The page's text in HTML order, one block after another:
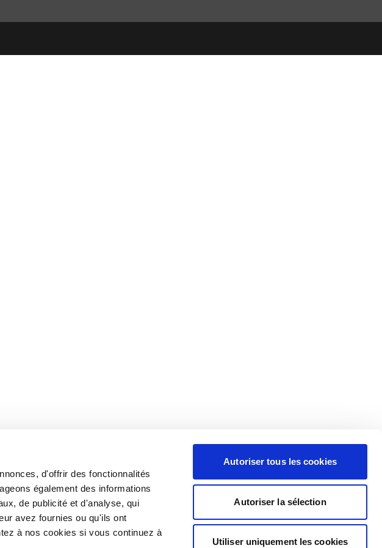
d'offrir des fonctionnalités
également des informations
de publicité et d'analyse, qui
avez fournies ou qu'ils ont
à nos cookies si vous continuez à
Autoriser tous les cookies
Autoriser la sélection
Utiliser uniquement les cookies